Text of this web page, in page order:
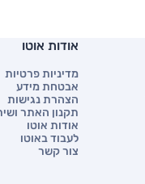
אודות אוטו
מדיניות פרטיות
אבטחת מידע
הצהרת נגישות
תקנון האתר
אודות אוטו
לעבוד באוטו
צור קשר